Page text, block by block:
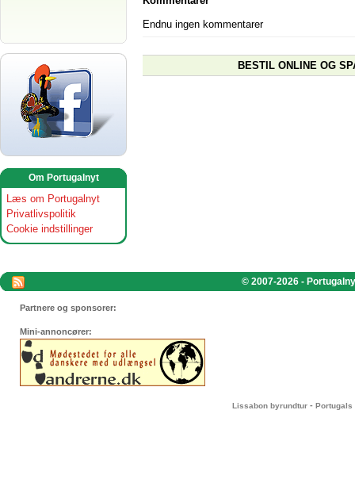
Om Portugalnyt
Læs om Portugalnyt
Privatlivspolitik
Cookie indstillinger
Endnu ingen kommentarer
BESTIL ONLINE OG
© 2007-2026 -
Partnere og sponsorer:
Mini-annoncører:
Lissabon byrundtur - Portugals